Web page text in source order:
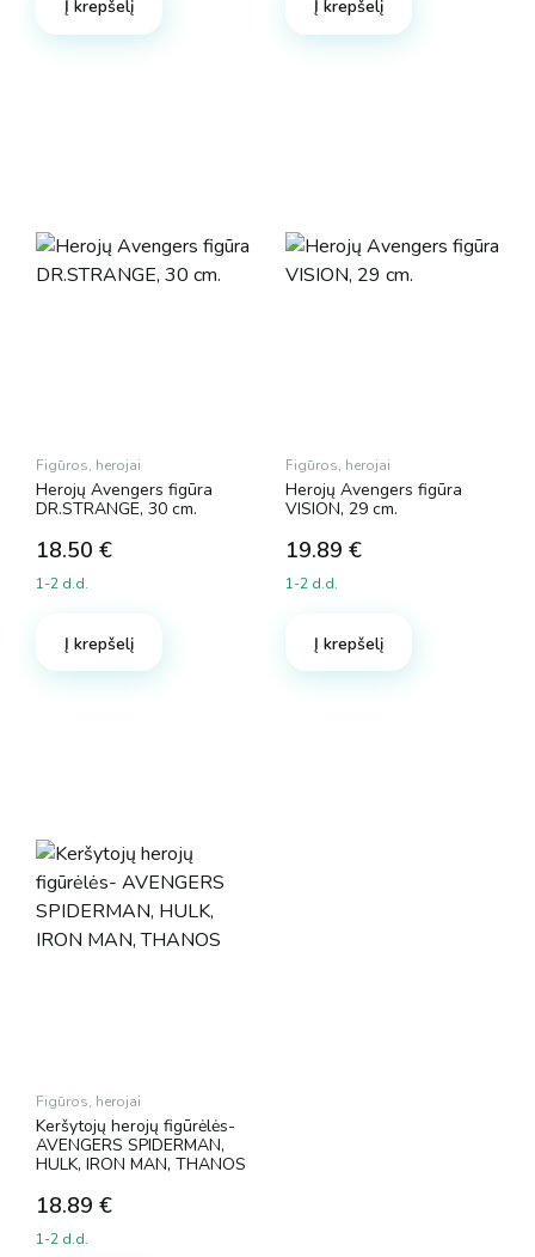
Į krepšelį Į krepšelį
Figūros, herojai
Herojų Avengers figūra
DR.STRANGE, 30 cm.
18.50 €
1-2 d.d.
Į krepšelį
Figūros, herojai
Herojų Avengers figūra
VISION, 29 cm.
19.89 €
1-2 d.d.
Į krepšelį
Figūros, herojai
Keršytojų herojų figūrėlės-
AVENGERS SPIDERMAN,
HULK, IRON MAN, THANOS
18.89 €
1-2 d.d.